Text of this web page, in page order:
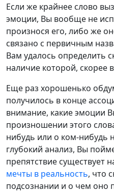
Если же крайнее слово
эмоции, Вы вообще не
произнося его, либо же
связано с первичным
Вам удалось определить
наличие которой, скорее
Еще раз хорошенько
получилось в конце
внимание, какие эмоции
произношении этого
нибудь или о ком-нибудь
глубокий анализ, Вы
препятствие существует
мечты в реальность, что
подсознании и о чем оно